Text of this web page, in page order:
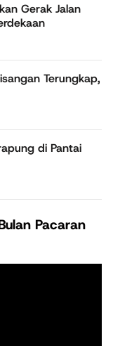
Gerak Jalan
Terungkap,
di Pantai
Pacaran